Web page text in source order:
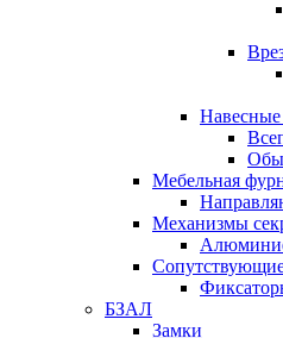
Навесные
Мебельная
Механизмы
БЗАЛ
Замки